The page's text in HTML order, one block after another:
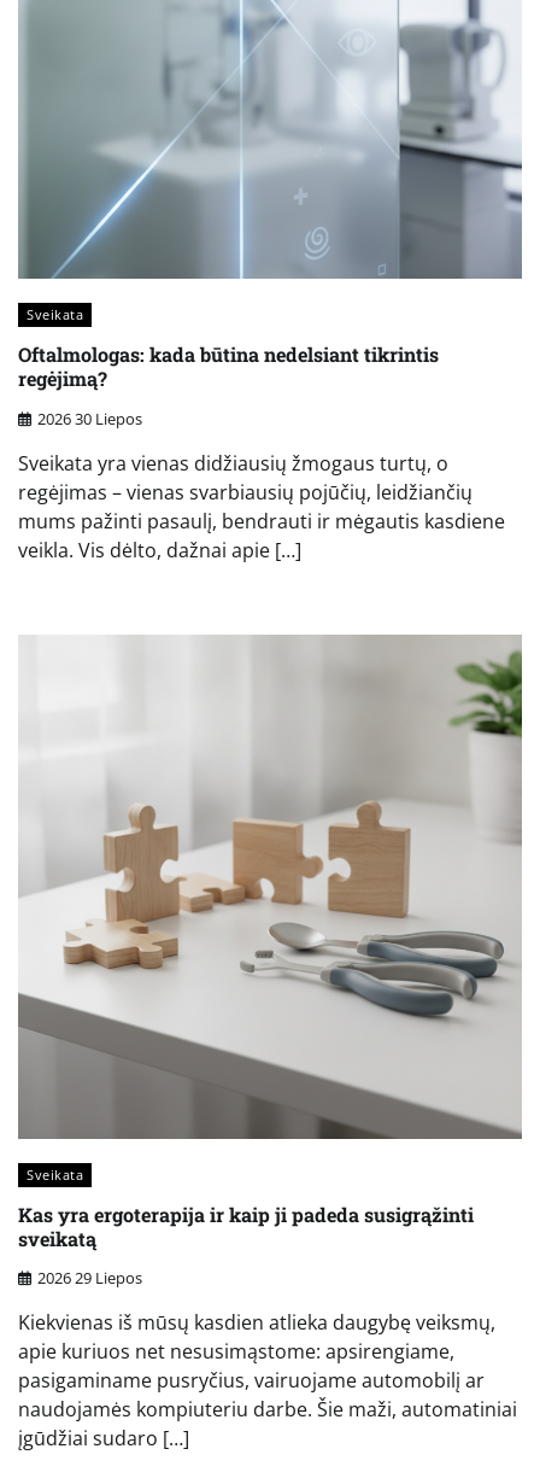
Sveikata
Oftalmologas: kada būtina nedelsiant tikrintis
regėjimą?
2026 30 Liepos
Sveikata yra vienas didžiausių žmogaus turtų, o
regėjimas – vienas svarbiausių pojūčių, leidžiančių
mums pažinti pasaulį, bendrauti ir mėgautis kasdiene
veikla. Vis dėlto, dažnai apie […]
Sveikata
Kas yra ergoterapija ir kaip ji padeda susigrąžinti
sveikatą
2026 29 Liepos
Kiekvienas iš mūsų kasdien atlieka daugybę veiksmų,
apie kuriuos net nesusimąstome: apsirengiame,
pasigaminame pusryčius, vairuojame automobilį ar
naudojamės kompiuteriu darbe. Šie maži, automatiniai
įgūdžiai sudaro […]